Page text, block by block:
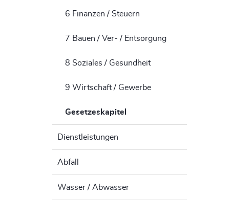
6 Finanzen / Steuern
7 Bauen / Ver- / Entsorgung
8 Soziales / Gesundheit
9 Wirtschaft / Gewerbe
Gesetzeskapitel
Dienstleistungen
Abfall
Wasser / Abwasser